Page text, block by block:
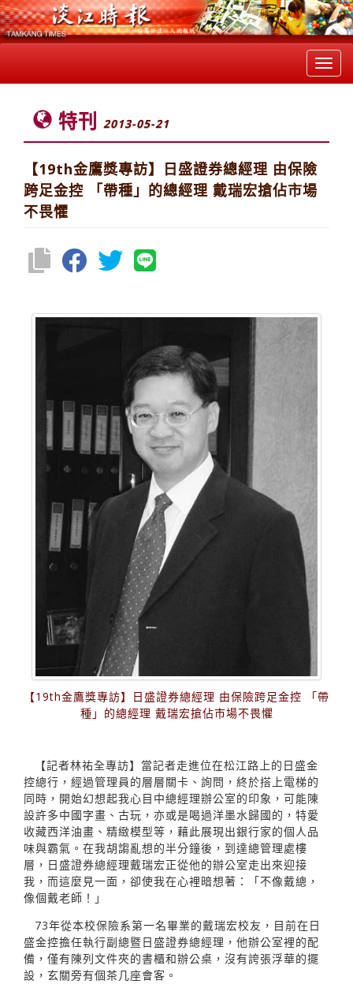
特刊 2013-05-21
【19th金鷹獎專訪】日盛證券總經理 由保險
跨足金控 「帶種」的總經理 戴瑞宏搶佔市場
不畏懼
【19th金鷹獎專訪】日盛證券總經理 由保險跨足金控 「帶
種」的總經理 戴瑞宏搶佔市場不畏懼
【記者林祐全專訪】當記者走進位在松江路上的日盛金
控總行，經過管理員的層層關卡、詢問，終於搭上電梯的
同時，開始幻想起我心目中總經理辦公室的印象，可能陳
設許多中國字畫、古玩，亦或是喝過洋墨水歸國的，特愛
收藏西洋油畫、精緻模型等，藉此展現出銀行家的個人品
味與霸氣。在我胡謅亂想的半分鐘後，到達總管理處樓
層，日盛證券總經理戴瑞宏正從他的辦公室走出來迎接
我，而這麼見一面，卻使我在心裡暗想著：「不像戴總，
像個戴老師！」
73年從本校保險系第一名畢業的戴瑞宏校友，目前在日
盛金控擔任執行副總暨日盛證券總經理，他辦公室裡的配
備，僅有陳列文件夾的書櫃和辦公桌，沒有誇張浮華的擺
設，玄關旁有個茶几座會客。